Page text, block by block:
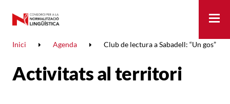
Inici Agenda Club de lectura a Sabadell: “Un gos”
Activitats al territori